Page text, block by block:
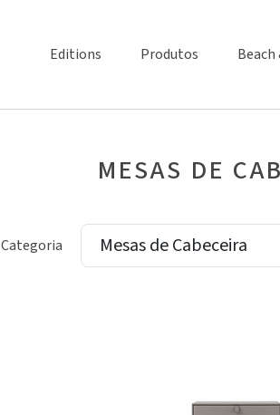
Editions Produtos
MESAS DE
Categoria